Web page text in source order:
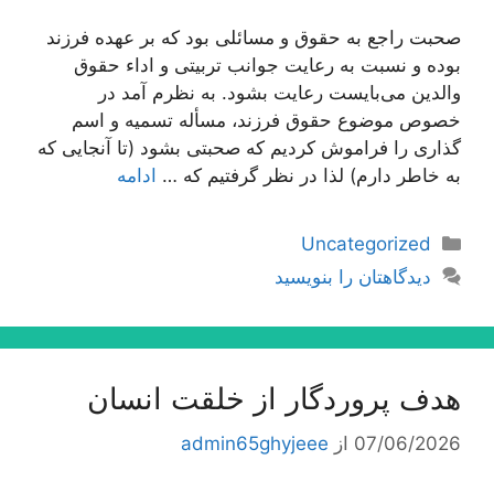
صحبت راجع به حقوق و مسائلی بود كه بر عهده فرزند
بوده و نسبت به رعایت جوانب تربیتی و اداء حقوق
والدین می‌بایست رعایت بشود. به نظرم آمد در
خصوص موضوع حقوق فرزند، مسأله تسمیه و اسم
گذاری را فراموش كردیم كه صحبتی بشود (تا آنجایی كه
به خاطر دارم) لذا در نظر گرفتیم كه … ادامه
دسته‌ها
Uncategorized
دیدگاهتان را بنویسید
هدف پروردگار از خلقت انسان
07/06/2026 از admin65ghyjeee